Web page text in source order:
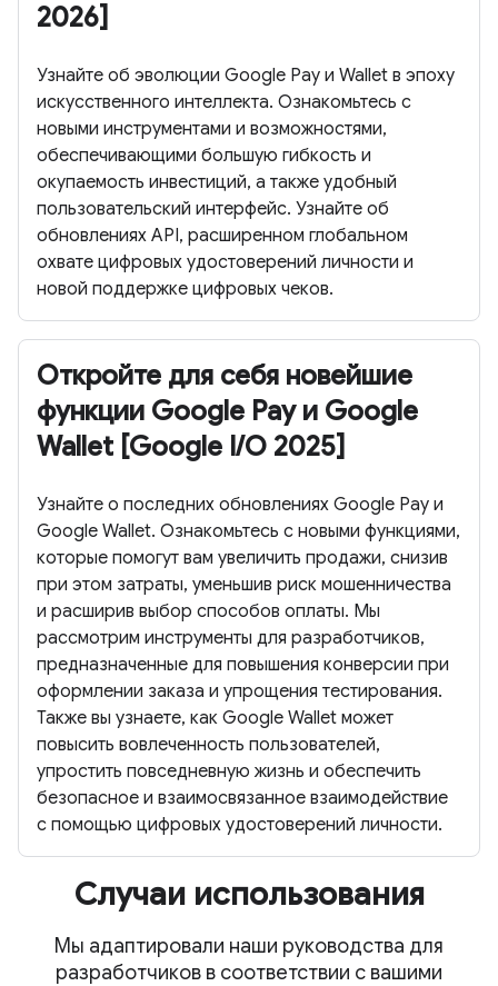
2026]
Узнайте об эволюции Google Pay и Wallet в эпоху
искусственного интеллекта. Ознакомьтесь с
новыми инструментами и возможностями,
обеспечивающими большую гибкость и
окупаемость инвестиций, а также удобный
пользовательский интерфейс. Узнайте об
обновлениях API, расширенном глобальном
охвате цифровых удостоверений личности и
новой поддержке цифровых чеков.
Откройте для себя новейшие
функции Google Pay и Google
Wallet [Google I/O 2025]
Узнайте о последних обновлениях Google Pay и
Google Wallet. Ознакомьтесь с новыми функциями,
которые помогут вам увеличить продажи, снизив
при этом затраты, уменьшив риск мошенничества
и расширив выбор способов оплаты. Мы
рассмотрим инструменты для разработчиков,
предназначенные для повышения конверсии при
оформлении заказа и упрощения тестирования.
Также вы узнаете, как Google Wallet может
повысить вовлеченность пользователей,
упростить повседневную жизнь и обеспечить
безопасное и взаимосвязанное взаимодействие
с помощью цифровых удостоверений личности.
Случаи использования
Мы адаптировали наши руководства для
разработчиков в соответствии с вашими